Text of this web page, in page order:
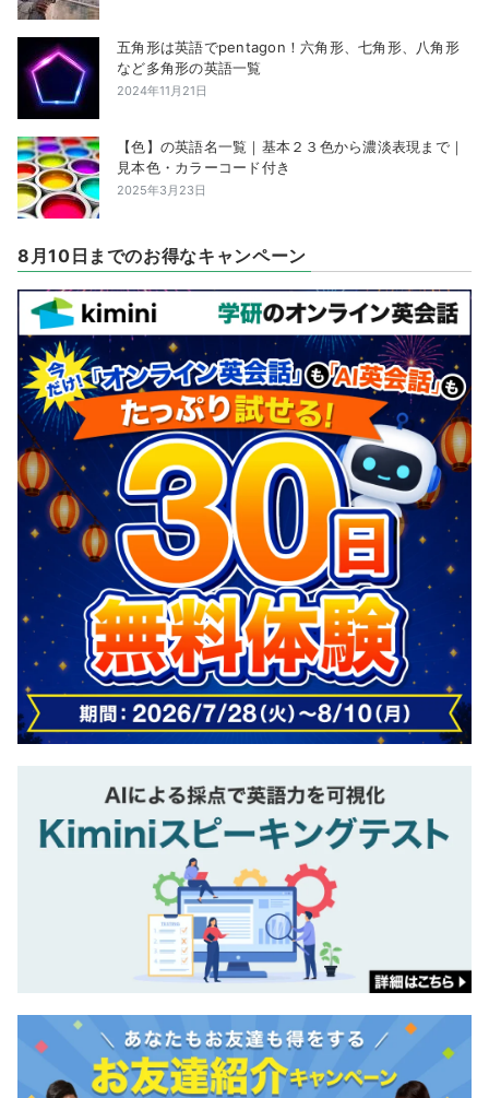
五角形は英語でpentagon！六角形、七角形、八角形
など多角形の英語一覧
2024年11月21日
【色】の英語名一覧｜基本２３色から濃淡表現まで｜
見本色・カラーコード付き
2025年3月23日
8月10日までのお得なキャンペーン